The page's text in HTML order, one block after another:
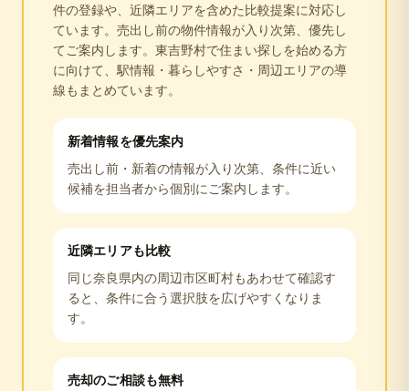
件の登録や、近隣エリアを含めた比較提案に対応し
ています。売出し前の物件情報が入り次第、優先し
てご案内します。 東吉野村で住まい探しを始める方
に向けて、駅情報・暮らしやすさ・周辺エリアの導
線もまとめています。
新着情報を優先案内
売出し前・新着の情報が入り次第、条件に近い
候補を担当者から個別にご案内します。
近隣エリアも比較
同じ奈良県内の周辺市区町村もあわせて確認す
ると、条件に合う選択肢を広げやすくなりま
す。
売却のご相談も無料